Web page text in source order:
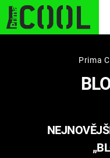
STARHOUSE
PLNEJ KOTEL
Prima